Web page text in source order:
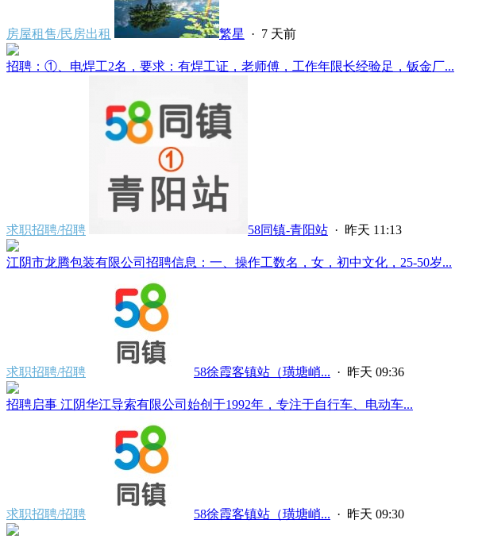
房屋租售/民房出租 繁星 · 7 天前
招聘：①、电焊工2名，要求：有焊工证，老师傅，工作年限长经验足，钣金厂...
求职招聘/招聘 58同镇-青阳站 · 昨天 11:13
江阴市龙腾包装有限公司招聘信息：一、操作工数名，女，初中文化，25-50岁...
求职招聘/招聘 58徐霞客镇站（璜塘峭... · 昨天 09:36
招聘启事 江阴华江导索有限公司始创于1992年，专注于自行车、电动车...
求职招聘/招聘 58徐霞客镇站（璜塘峭... · 昨天 09:30